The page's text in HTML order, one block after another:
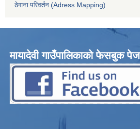
ठेगाना परिवर्तन (Adress Mapping)
मायादेवी गाउँपालिकाको फेसबुक पेज